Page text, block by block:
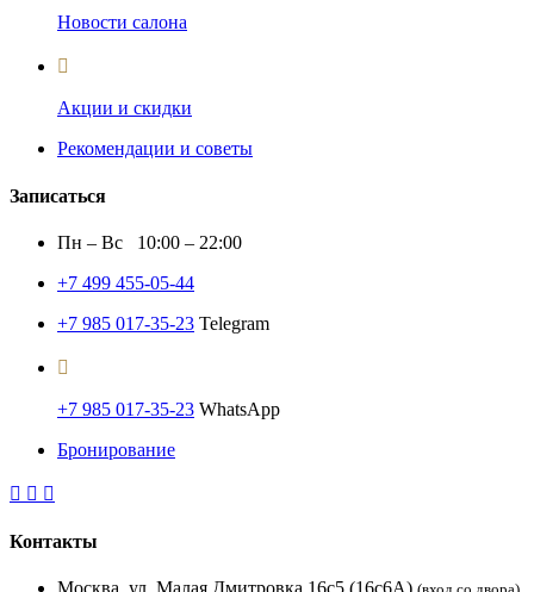
Новости салона
Акции и скидки
Рекомендации и советы
Записаться
Пн – Вс 10:00 – 22:00
+7 499 455-05-44
+7 985 017-35-23 Telegram
+7 985 017-35-23 WhatsApp
Бронирование
Контакты